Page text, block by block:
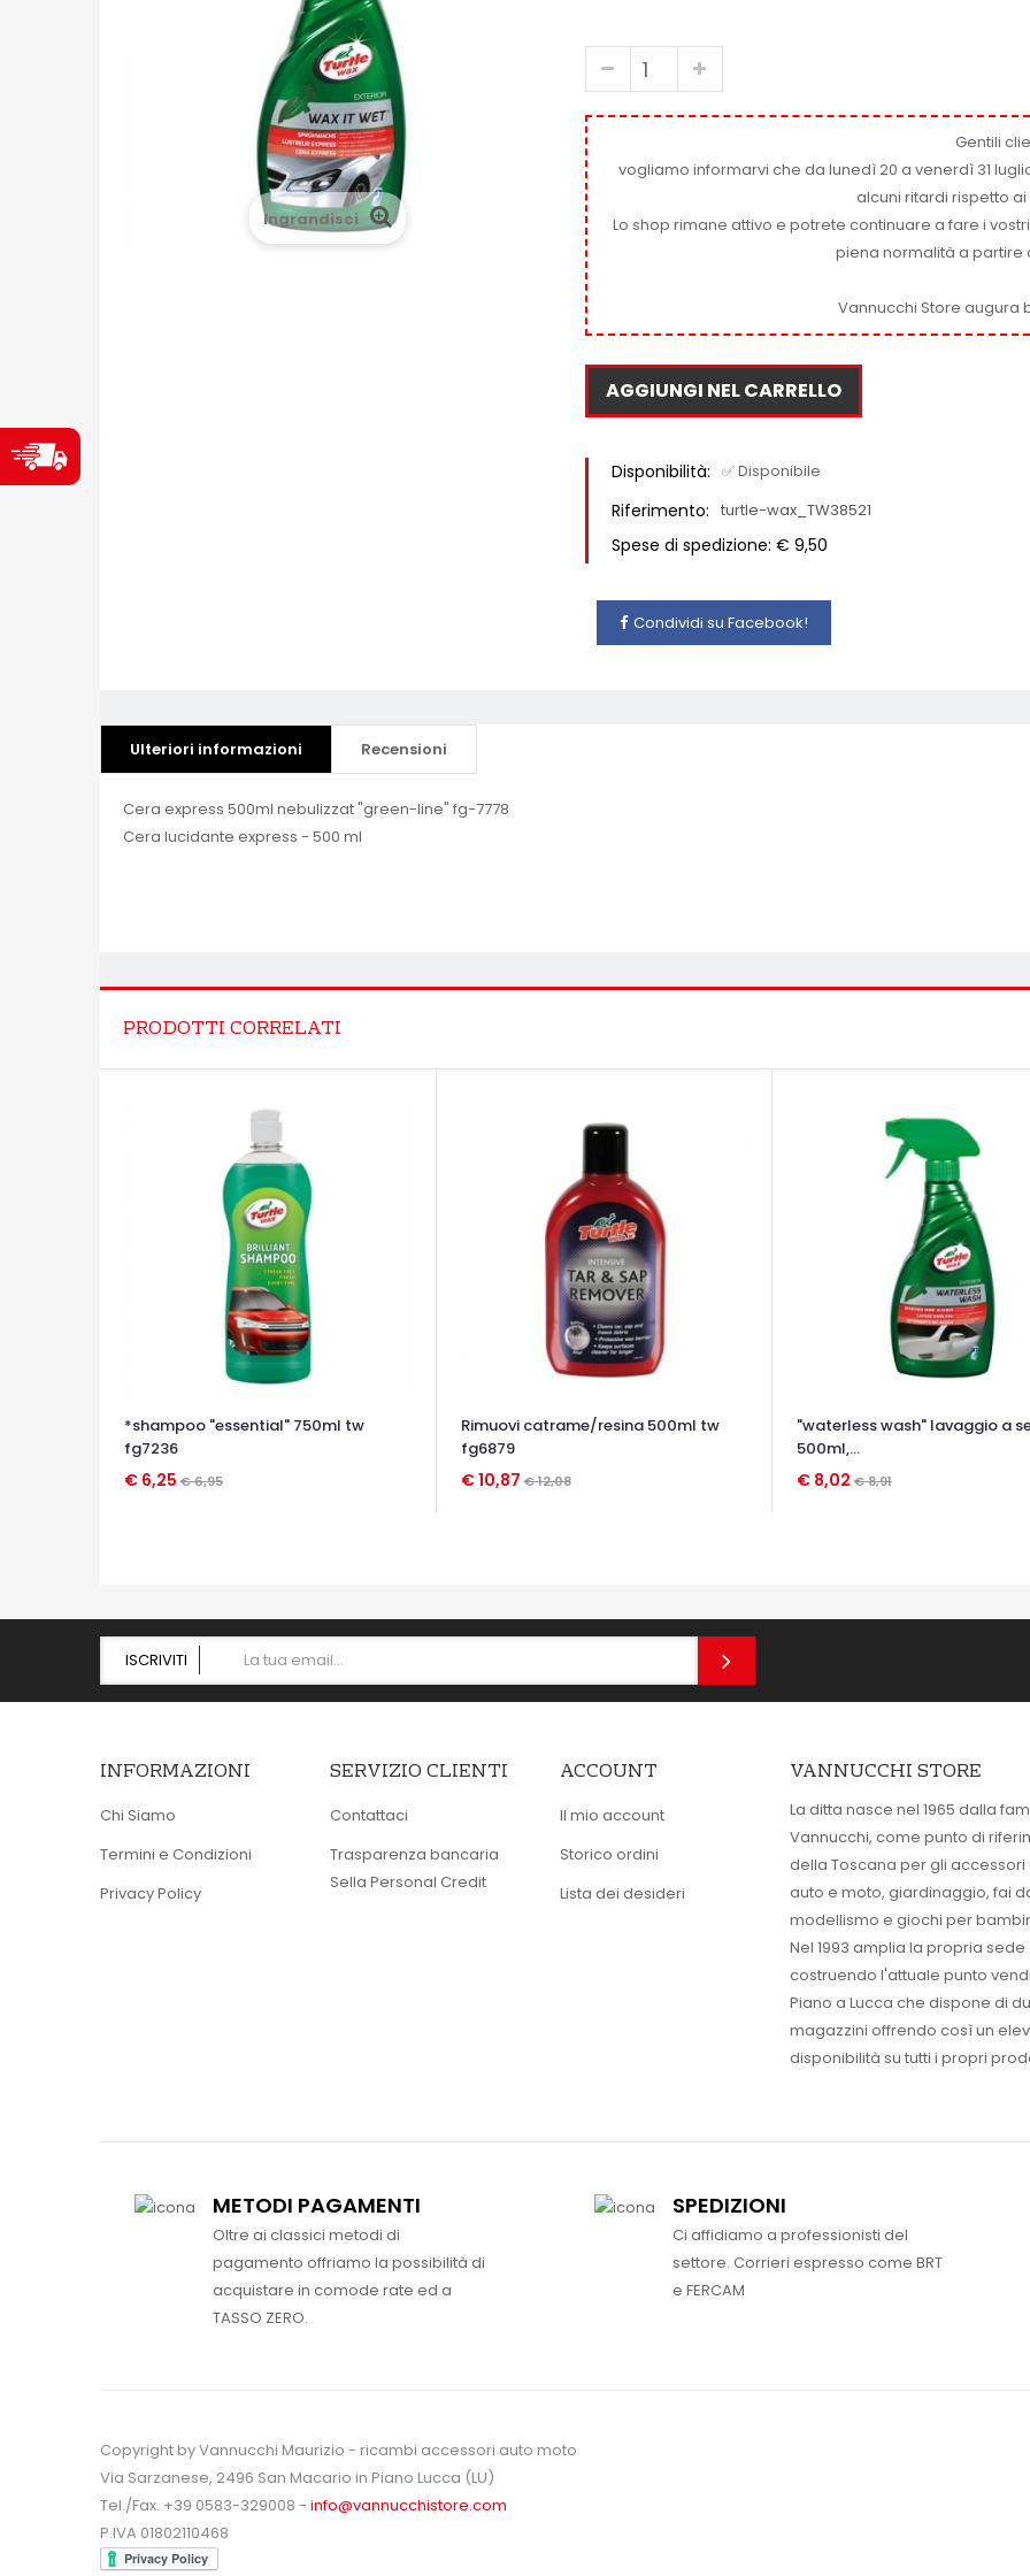
Ingrandisci
Gentili
vogliamo informarvi che da lunedì 20 a venerdì 31
alcuni ritardi rispetto
Lo shop rimane attivo e potrete continuare a fare i
piena normalità a partire
Vannucchi Store augura
AGGIUNGI NEL CARRELLO
Disponibilità: ✅ Disponibile
Riferimento: turtle-wax_TW38521
Spese di spedizione: € 9,50
Condividi su Facebook!
Ulteriori informazioni Recensioni
Cera express 500ml nebulizzat "green-line" fg-7778
Cera lucidante express - 500 ml
PRODOTTI CORRELATI
*shampoo "essential" 750ml tw
fg7236
€ 6,25 € 6,95
Rimuovi catrame/resina 500ml tw
fg6879
€ 10,87€ 12,08
"waterless wash" lavaggio a
500ml,...
€ 8,02 € 8,91
ISCRIVITI
INFORMAZIONI
Chi Siamo
Termini e Condizioni
Privacy Policy
SERVIZIO CLIENTI
Contattaci
Trasparenza bancaria
Sella Personal Credit
ACCOUNT
Il mio account
Storico ordini
Lista dei desideri
VANNUCCHI STORE
La ditta nasce nel 1965 dalla
Vannucchi, come punto di
della Toscana per gli
auto e moto, giardinaggio, fai
modellismo e giochi per
Nel 1993 amplia la propria sede
costruendo l'attuale punto
Piano a Lucca che dispone di
magazzini offrendo così un
disponibilità su tutti i propri
METODI PAGAMENTI
Oltre ai classici metodi di
pagamento offriamo la possibilità di
acquistare in comode rate ed a
TASSO ZERO.
SPEDIZIONI
Ci affidiamo a professionisti del
settore. Corrieri espresso come BRT
e FERCAM
Copyright by Vannucchi Maurizio - ricambi accessori auto moto
Via Sarzanese, 2496 San Macario in Piano Lucca (LU)
Tel./Fax. +39 0583-329008 - info@vannucchistore.com
P.IVA 01802110468